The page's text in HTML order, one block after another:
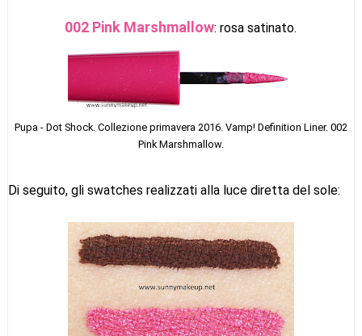
002 Pink Marshmallow: rosa satinato.
Pupa - Dot Shock. Collezione primavera 2016. Vamp! Definition Liner. 002
Pink Marshmallow.
Di seguito, gli swatches realizzati alla luce diretta del sole: